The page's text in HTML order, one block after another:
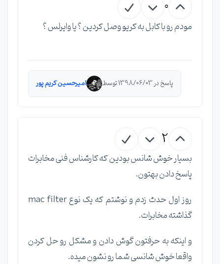
0
مودم رو با کابل به کریو وصل کردین ؟ یا وایرلس ؟
پاسخ در 1398/06/03 توسط امیرحسین کریم پور
2
بسیار خوش شانس بودین که کارشناس فنی مخابرات
پاسخ دادن بهتون.
روز اول حدث زدم و نوشتم که یک نوع mac filter
گذاشته مخابرات.
و اینکه به حرفتون گوش دادن و مشکل رو حل کردن
واقعا خوش شانسی شما رو نشون میده.